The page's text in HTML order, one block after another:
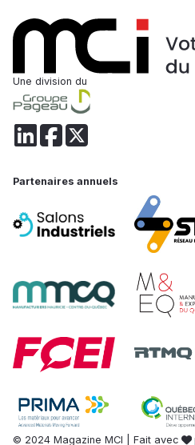
Une division du
Partenaires annuels
© 2024 Magazine MCI | Fait avec